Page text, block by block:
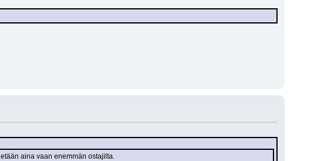
aina vaan enemmän ostajilta.